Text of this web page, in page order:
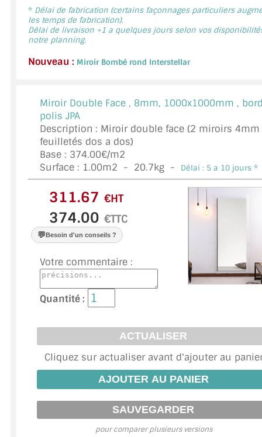
MIROIR POUR SALLE DE SPORT
MIROIR POUR SALLE DE DANSE
MIROIR ENCADRÉ
VERRE SUR MESURE
VERRE EXTRACLAIR
VERRE TREMPÉ (SÉCURIT)
VERRE FEUILLETÉ
VERRE ANTI-REFLET
VERRE LAQUÉ/CRÉDENCE
VERRE FEUILLETÉ/TREMPÉ
GARDE CORPS EN VERRE
VERRIÈRE TYPE ATELIER
VERRES TEXTURÉS
* Délai de fabrication (certains façonnages particuliers
les temps de fabrication).
Délai de livraison +1 a quelques jours selon vos
notre planning.
Nouveau : Miroir Bombé rond Interstellar
Miroir Double Face , 8mm, 1000x1000mm ,
polis JPA
Description : Miroir double face (2 miroirs 4mm
feuilletés dos a dos)
Base : 374.00€/m2
Surface : 1.00m2 - 20.7kg - Délai : 5 a 10 jours *
€HT
€TTC
💬Besoin d'un conseils ?
Votre commentaire :
Quantité :
Cliquez sur actualiser avant d'ajouter au
pour comparer plusieurs versions